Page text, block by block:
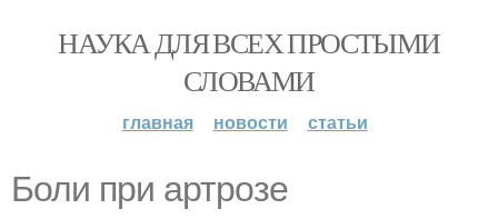
НАУКА ДЛЯ ВСЕХ ПРОСТЫМИ
СЛОВАМИ
главная новости статьи
Боли при артрозе